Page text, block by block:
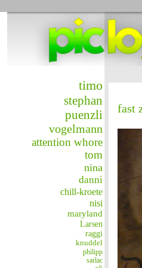
timo
stephan
puenzli
vogelmann
attention whore
tom
nina
danni
chill-kroete
nisi
maryland
Larsen
raggi
knuddel
philipp
sarlac
fast